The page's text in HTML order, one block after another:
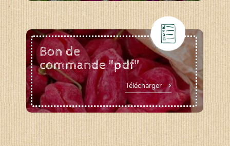
Bon de
commande "pdf"
Télécharger